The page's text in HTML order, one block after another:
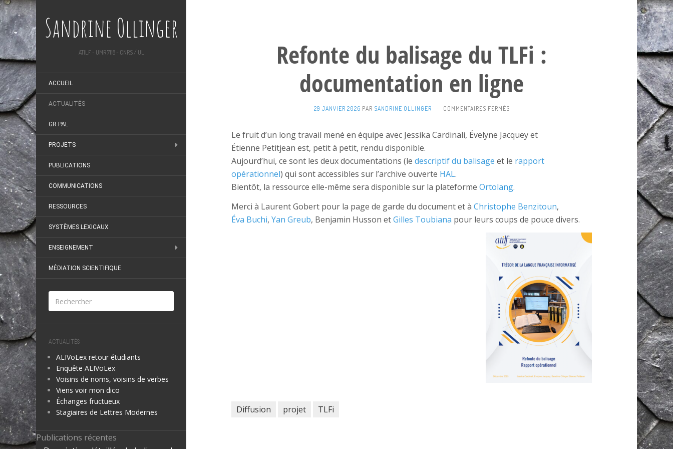
Sandrine Ollinger
ATILF - UMR 7118 - CNRS / UL
ACCUEIL
ACTUALITÉS
GR PAL
PROJETS
PUBLICATIONS
COMMUNICATIONS
RESSOURCES
SYSTÈMES LEXICAUX
ENSEIGNEMENT
MÉDIATION SCIENTIFIQUE
ACTUALITÉS
ALIVoLex retour étudiants
Enquête ALIVoLex
Voisins de noms, voisins de verbes
Viens voir mon dico
Échanges fructueux
Stagiaires de Lettres Modernes
Publications récentes
Refonte du balisage du TLFi :
documentation en ligne
29 JANVIER 2026 PAR SANDRINE OLLINGER · COMMENTAIRES FERMÉSSUR
BALISAGE
:
EN
LIGNE
Le fruit d’un long travail mené en équipe avec Jessika Cardinali, Évelyne Jacquey et
Étienne Petitjean est, petit à petit, rendu disponible.
Aujourd’hui, ce sont les deux documentations (le descriptif du balisage et le rapport
opérationnel) qui sont accessibles sur l’archive ouverte HAL.
Bientôt, la ressource elle-même sera disponible sur la plateforme Ortolang.
Merci à Laurent Gobert pour la page de garde du document et à Christophe Benzitoun,
Éva Buchi, Yan Greub, Benjamin Husson etGilles Toubiana pour leurs coups de pouce divers.
Diffusion projet TLFi